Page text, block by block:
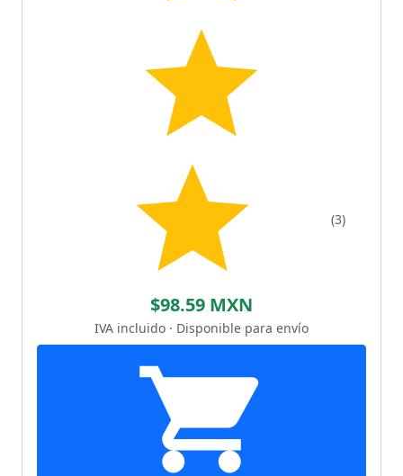
(3)
$98.59 MXN
IVA incluido · Disponible para envío